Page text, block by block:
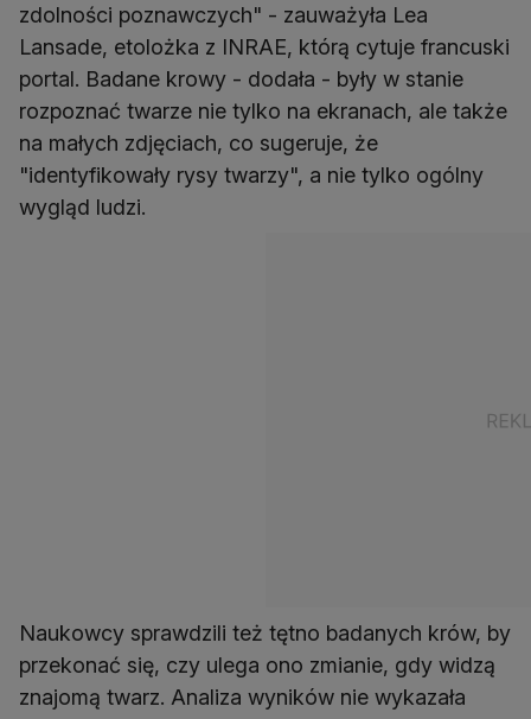
zdolności poznawczych" - zauważyła Lea
Lansade, etolożka z INRAE, którą cytuje francuski
portal. Badane krowy - dodała - były w stanie
rozpoznać twarze nie tylko na ekranach, ale także
na małych zdjęciach, co sugeruje, że
"identyfikowały rysy twarzy", a nie tylko ogólny
wygląd ludzi.
Naukowcy sprawdzili też tętno badanych krów, by
przekonać się, czy ulega ono zmianie, gdy widzą
znajomą twarz. Analiza wyników nie wykazała